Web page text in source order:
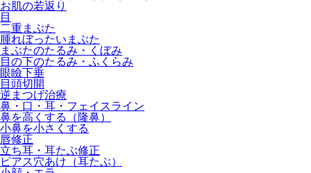
お肌の若返り
目
二重まぶた
腫れぼったいまぶた
まぶたのたるみ・くぼみ
目の下のたるみ・ふくらみ
眼瞼下垂
目頭切開
逆まつげ治療
鼻・口・耳・フェイスライン
鼻を高くする（隆鼻）
小鼻を小さくする
唇修正
立ち耳・耳たぶ修正
ピアス穴あけ（耳たぶ）